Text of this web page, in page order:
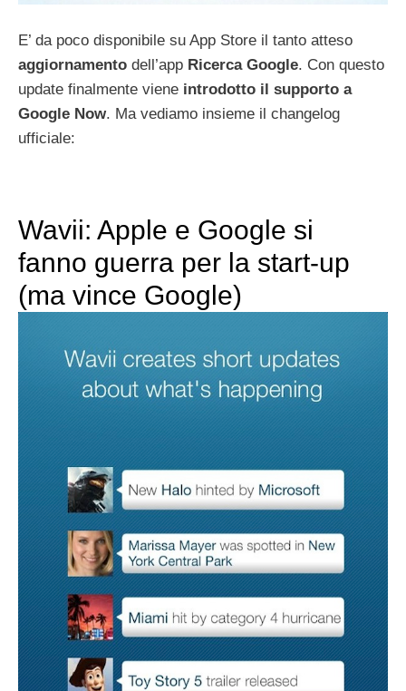
E’ da poco disponibile su App Store il tanto atteso
aggiornamento dell’app Ricerca Google. Con questo
update finalmente viene introdotto il supporto a
Google Now. Ma vediamo insieme il changelog
ufficiale:
Wavii: Apple e Google si
fanno guerra per la start-up
(ma vince Google)